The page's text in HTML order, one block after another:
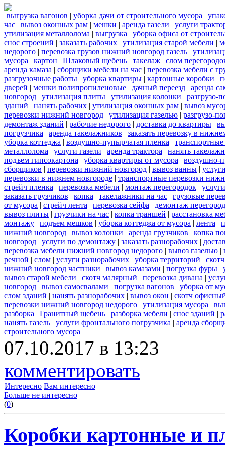
выгрузка вагонов | уборка дачи от строительного мусора |
час | вывоз оконных рам | мешки | аренда газели | услуги
утилизация металлолома | выгрузка | уборка офиса от
снос строений | заказать рабочих | утилизация старой мебели |
недорого | перевозка грузов нижний новгород газель |
мусора | картон | Шлаковый щебень | такелаж | слом
аренда камаза | сборщики мебели на час | перевозка мебели с
разгрузочные работы | уборка квартиры | картонные коробки |
дверей | мешки полипропиленовые | дачный переезд | аренда
новгород | утилизация плиты | утилизация колонки | разгрузо-
зданий | нанять рабочих | утилизация оконных рам | вывоз
перевозки нижний новгород | утилизация газелью | разгрузо-
демонтаж зданий | рабочие недорого | доставка до квартиры |
погрузчика | аренда такелажников | заказать перевозку в
уборка коттеджа | воздушно-пупырчатая пленка | транспортные
металлолома | услуги газели | аренда трактора | нанять
подъем гипсокартона | уборка квартиры от мусора | воздушно-
сборщиков | перевозки нижний новгород | вывоз ванны |
перевозки в нижнем новгороде | транспортные перевозки
стрейч пленка | перевозка мебели | монтаж перегородок |
заказать грузчиков | копка | такелажники на час | грузовые
от мусора | стрейч лента | перевозка сейфа | демонтаж
вывоз плиты | грузчики на час | копка траншей | расстановка
монтажу | подъем мешков | уборка коттеджа от мусора | лента |
нижний новгород | вывоз колонки | аренда грузчиков | копка
новгород | услуги по демонтажу | заказать разнорабочих |
перевозка мебели нижний новгород недорого | вывоз газелью |
речной | слом | услуги разнорабочих | уборка территорий | скотч
нижний новгород частники | вывоз камазами | погрузка фуры |
вывоз старой мебели | скотч малярный | перевозка дивана |
новгород | вывоз самосвалами | погрузка вагонов | уборка от
слом зданий | нанять разнорабочих | вывоз окон | скотч
перевозки нижний новгород недорого | утилизация мусора |
разборка | Гранитный щебень | разборка мебели | снос зданий |
нанять газель | услуги фронтального погрузчика | аренда
строительного мусора
07.10.2017 в 13:23
комментировать
Интересно Вам интересно
Больше не интересно
(0)
Коробки картонные и